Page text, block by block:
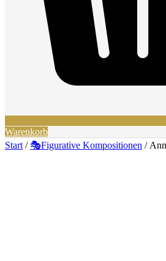
Warenkorb
Start / 🎭Figurative Kompositionen /